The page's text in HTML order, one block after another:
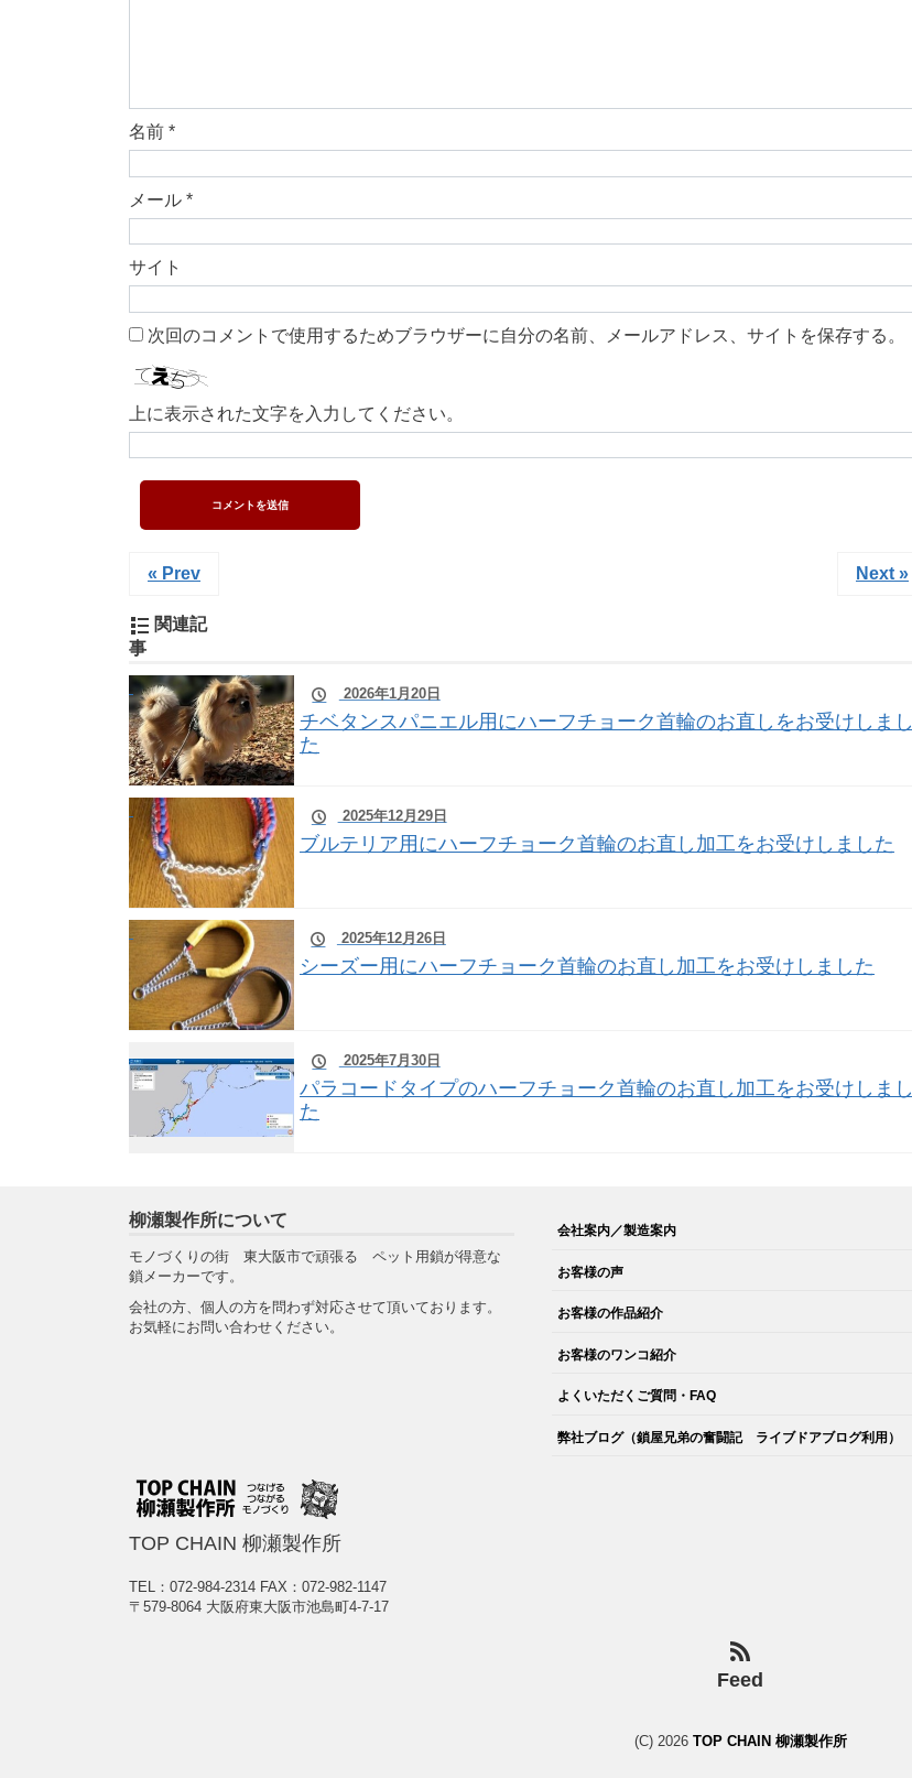
名前 *
メール *
サイト
次回のコメントで使用するためブラウザーに自分の名前、メールアドレス、サイトを保存する。
上に表示された文字を入力してください。
« Prev Next »
関連記
事
2026年1月20日
チベタンスパニエル用にハーフチョーク首輪のお直しをお受けしまし
た
2025年12月29日
ブルテリア用にハーフチョーク首輪のお直し加工をお受けしました
2025年12月26日
シーズー用にハーフチョーク首輪のお直し加工をお受けしました
2025年7月30日
パラコードタイプのハーフチョーク首輪のお直し加工をお受けしまし
た
柳瀬製作所について
モノづくりの街 東大阪市で頑張る ペット用鎖が得意な
鎖メーカーです。
会社の方、個人の方を問わず対応させて頂いております。
お気軽にお問い合わせください。
会社案内／製造案内
お客様の声
お客様の作品紹介
お客様のワンコ紹介
よくいただくご質問・FAQ
弊社ブログ（鎖屋兄弟の奮闘記 ライブドアブログ利用）
TOP CHAIN 柳瀬製作所
TEL：072-984-2314 FAX：072-982-1147
〒579-8064 大阪府東大阪市池島町4-7-17
Feed
(C) 2026 TOP CHAIN 柳瀬製作所